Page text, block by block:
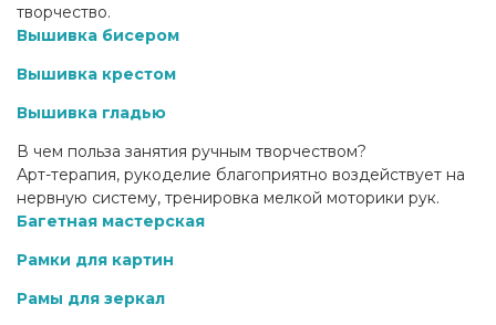
творчество.
Вышивка бисером
Вышивка крестом
Вышивка гладью
В чем польза занятия ручным творчеством?
Арт-терапия, рукоделие благоприятно воздействует на
нервную систему, тренировка мелкой моторики рук.
Багетная мастерская
Рамки для картин
Рамы для зеркал